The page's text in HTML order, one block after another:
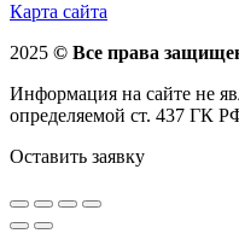
Карта сайта
2025 © Все права
Информация на сайте не
определяемой ст. 437 ГК
Оставить заявку